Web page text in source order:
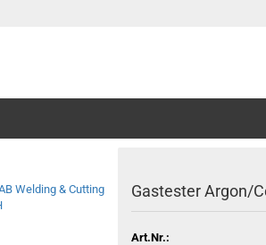
Gastester Argon/
Art.Nr.: